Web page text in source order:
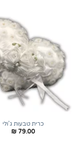
כרית טבעות ג'ולי
₪ 79.00